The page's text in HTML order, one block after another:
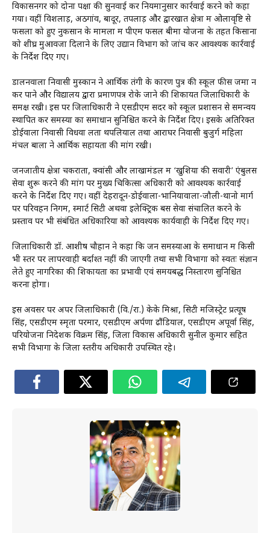
विकासनगर को दोनों पक्षों की सुनवाई कर नियमानुसार कार्रवाई करने को कहा
गया। वहीं विशलाड़, अठगांव, बोंदूर, तपलाड़ और द्वारखात क्षेत्रों में ओलावृष्टि से
फसलों को हुए नुकसान के मामलों में पीएम फसल बीमा योजना के तहत किसानों
को शीघ्र मुआवजा दिलाने के लिए उद्यान विभाग को जांच कर आवश्यक कार्रवाई
के निर्देश दिए गए।
डालनवाला निवासी मुस्कान ने आर्थिक तंगी के कारण पुत्र की स्कूल फीस जमा न
कर पाने और विद्यालय द्वारा प्रमाणपत्र रोके जाने की शिकायत जिलाधिकारी के
समक्ष रखी। इस पर जिलाधिकारी ने एसडीएम सदर को स्कूल प्रशासन से समन्वय
स्थापित कर समस्या का समाधान सुनिश्चित करने के निर्देश दिए। इसके अतिरिक्त
डोईवाला निवासी विधवा लता थपलियाल तथा आराघर निवासी बुजुर्ग महिला
मंचल बाला ने आर्थिक सहायता की मांग रखी।
जनजातीय क्षेत्रों चकराता, क्वांसी और लाखामंडल में ‘खुशियों की सवारी’ एंबुलेंस
सेवा शुरू करने की मांग पर मुख्य चिकित्सा अधिकारी को आवश्यक कार्रवाई
करने के निर्देश दिए गए। वहीं देहरादून-डोईवाला-भानियावाला-जौली-थानो मार्ग
पर परिवहन निगम, स्मार्ट सिटी अथवा इलेक्ट्रिक बस सेवा संचालित करने के
प्रस्ताव पर भी संबंधित अधिकारियों को आवश्यक कार्यवाही के निर्देश दिए गए।
जिलाधिकारी डॉ. आशीष चौहान ने कहा कि जन समस्याओं के समाधान में किसी
भी स्तर पर लापरवाही बर्दाश्त नहीं की जाएगी तथा सभी विभागों को स्वतः संज्ञान
लेते हुए नागरिकों की शिकायतों का प्रभावी एवं समयबद्ध निस्तारण सुनिश्चित
करना होगा।
इस अवसर पर अपर जिलाधिकारी (वि./रा.) केके मिश्रा, सिटी मजिस्ट्रेट प्रत्यूष
सिंह, एसडीएम स्मृता परमार, एसडीएम अर्पणा ढौंडियाल, एसडीएम अपूर्वा सिंह,
परियोजना निदेशक विक्रम सिंह, जिला विकास अधिकारी सुनील कुमार सहित
सभी विभागों के जिला स्तरीय अधिकारी उपस्थित रहे।